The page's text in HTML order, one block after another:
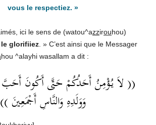
vous le respectiez. »
ici le sens de (watou^azzirouhou)
glorifiiez . » C’est ainsi que le Messager
hou ^alayhi wasallam a dit :
(( لاَ يُؤْمِنُ أَحَدُكُمْ حَتَّى أَكُونَ أَحَبَّ
وَوَلَدِهِ وَالنَّاسِ أَجْمَعِينَ ))